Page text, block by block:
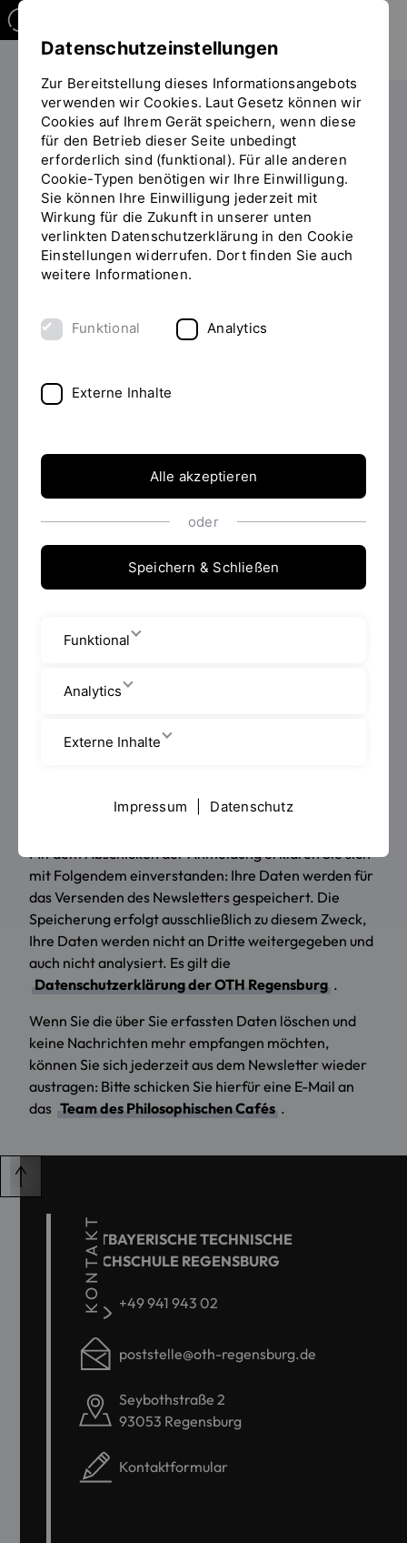
Sie
befinden
sich
auf
der
Seite
"Newsletter"
Studieren Im Studium
ZiL-Programm
Das philosophische Café
Anmeldung Mailverteiler für "Das
philosophische Café"
Nachname*
Anti-Robot Verification
Mit dem Abschicken der Anmeldung erklären Sie sich
mit Folgendem einverstanden: Ihre Daten werden für
das Versenden des Newsletters gespeichert. Die
Speicherung erfolgt ausschließlich zu diesem Zweck,
Ihre Daten werden nicht an Dritte weitergegeben und
auch nicht analysiert. Es gilt die
Datenschutzerklärung der OTH Regensburg .
Wenn Sie die über Sie erfassten Daten löschen und
keine Nachrichten mehr empfangen möchten,
können Sie sich jederzeit aus dem Newsletter wieder
austragen: Bitte schicken Sie hierfür eine E-Mail an
das Team des Philosophischen Cafés .
KONTAKT
OSTBAYERISCHE TECHNISCHE
HOCHSCHULE REGENSBURG
+49 941 943 02
poststelle@oth-regensburg.de
Seybothstraße 2
93053 Regensburg
Kontaktformular
Datenschutzeinstellungen
Zur Bereitstellung dieses Informationsangebots
verwenden wir Cookies. Laut Gesetz können wir
Cookies auf Ihrem Gerät speichern, wenn diese
für den Betrieb dieser Seite unbedingt
erforderlich sind (funktional). Für alle anderen
Cookie-Typen benötigen wir Ihre Einwilligung.
Sie können Ihre Einwilligung jederzeit mit
Wirkung für die Zukunft in unserer unten
verlinkten Datenschutzerklärung in den Cookie
Einstellungen widerrufen. Dort finden Sie auch
weitere Informationen.
Funktional Analytics
Externe Inhalte
Alle akzeptieren
oder
Speichern & Schließen
Funktional
Analytics
Externe Inhalte
Impressum Datenschutz